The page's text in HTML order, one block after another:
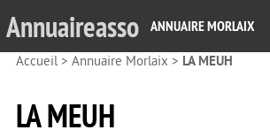
Annuaireasso ANNUAIRE MORLAIX
Accueil> Annuaire Morlaix > LA MEUH
LA MEUH